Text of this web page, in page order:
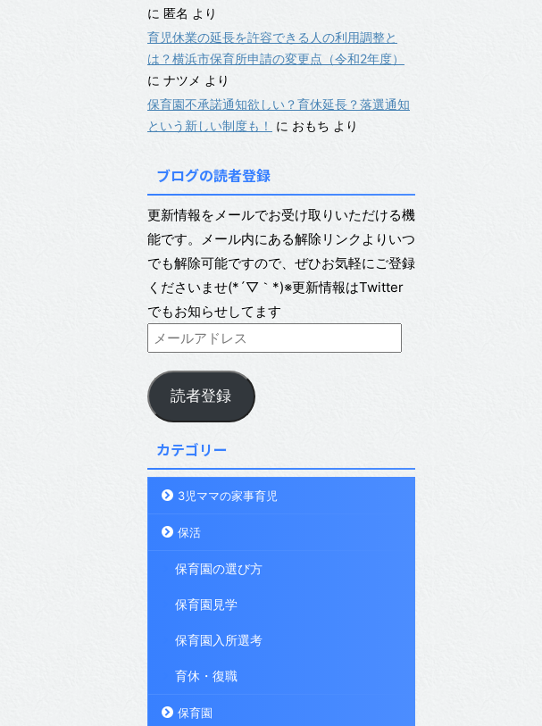
に 匿名 より
育児休業の延長を許容できる人の利用調整と
は？横浜市保育所申請の変更点（令和2年度）
に ナツメ より
保育園不承諾通知欲しい？育休延長？落選通知
という新しい制度も！
に おもち より
ブログの読者登録
更新情報をメールでお受け取りいただける機
能です。メール内にある解除リンクよりいつ
でも解除可能ですので、ぜひお気軽にご登録
くださいませ(*´▽｀*)※更新情報はTwitter
でもお知らせしてます
読者登録
カテゴリー
3児ママの家事育児
保活
保育園の選び方
保育園見学
保育園入所選考
育休・復職
保育園